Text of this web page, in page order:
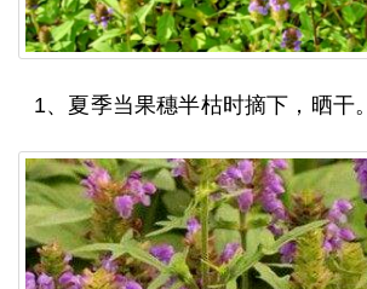
1、夏季当果穗半枯时摘下，晒干。